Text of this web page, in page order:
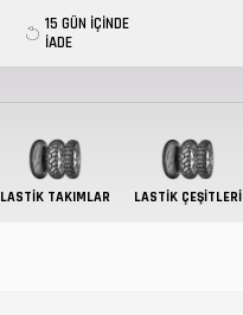
15 GÜN İÇİNDE
İADE
LASTIK TAKIMLAR LASTİK ÇEŞİTLERİ